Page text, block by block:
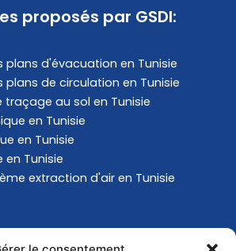
proposés par GSDI:
plans d'évacuation​ en Tunisie
plans de circulation en Tunisie
traçage au sol en Tunisie
en Tunisie
en Tunisie
en Tunisie
extraction d'air en Tunisie